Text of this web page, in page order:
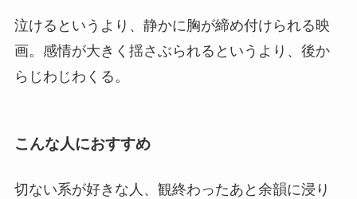
泣けるというより、静かに胸が締め付けられる映
画。感情が大きく揺さぶられるというより、後か
らじわじわくる。
こんな人におすすめ
切ない系が好きな人、観終わったあと余韻に浸り